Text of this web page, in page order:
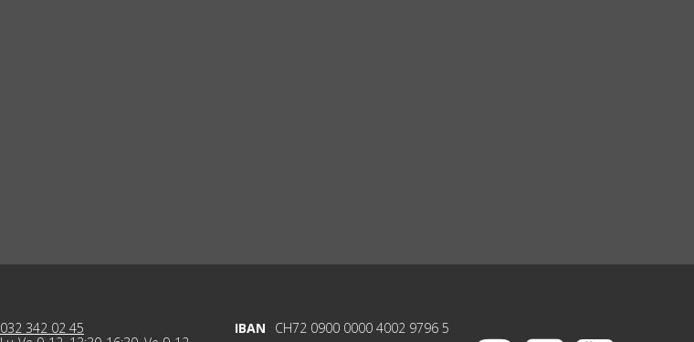
032 342 02 45
IBAN CH72 0900 0000 4002 9796 5